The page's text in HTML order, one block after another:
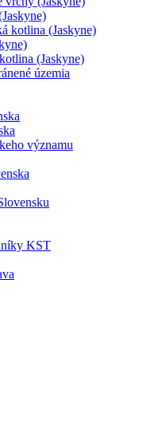
kotlina (Jaskyne)
(Jaskyne)
územia
významu
KST